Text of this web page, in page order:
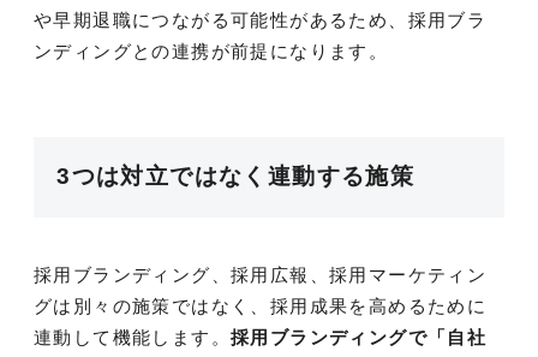
や早期退職につながる可能性があるため、採用ブラ
ンディングとの連携が前提になります。
3つは対立ではなく連動する施策
採用ブランディング、採用広報、採用マーケティン
グは別々の施策ではなく、採用成果を高めるために
連動して機能します。 採用ブランディングで「自社